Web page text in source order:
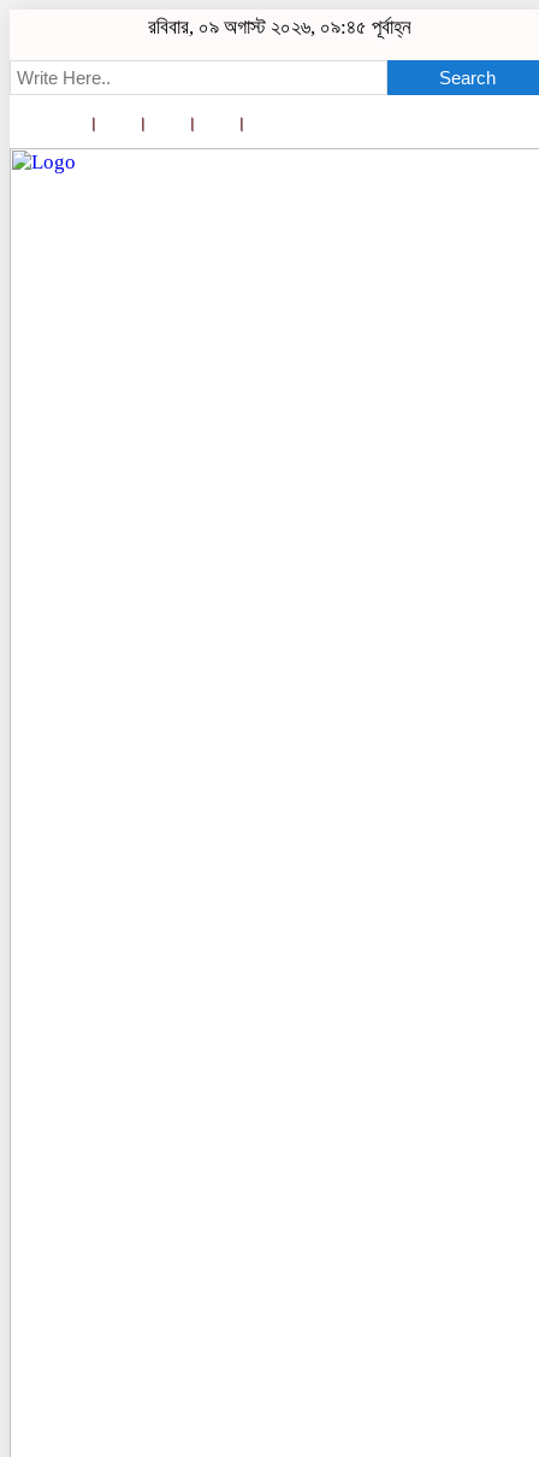
রবিবার, ০৯ অগাস্ট ২০২৬, ০৯:৪৫ পূর্বাহ্ন
Search